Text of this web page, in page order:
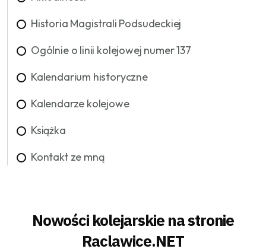
Historia Magistrali Podsudeckiej
Ogólnie o linii kolejowej numer 137
Kalendarium historyczne
Kalendarze kolejowe
Książka
Kontakt ze mną
Nowości kolejarskie na stronie
Raclawice.NET